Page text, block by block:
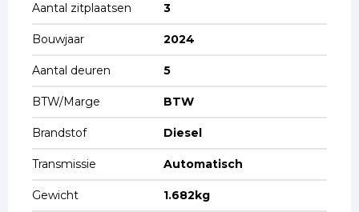
Aantal zitplaatsen 3
Bouwjaar 2024
Aantal deuren 5
BTW/Marge BTW
Brandstof Diesel
Transmissie Automatisch
Gewicht 1.682kg